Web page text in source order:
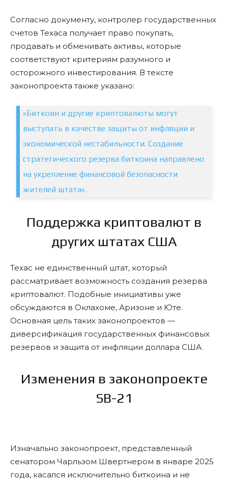
Согласно документу, контролер государственных
счетов Техаса получает право покупать,
продавать и обменивать активы, которые
соответствуют критериям разумного и
осторожного инвестирования. В тексте
законопроекта также указано:
«Биткоин и другие криптовалюты могут
выступать в качестве защиты от инфляции и
экономической нестабильности. Создание
стратегического резерва биткоина направлено
на укрепление финансовой безопасности
жителей штата».
Поддержка криптовалют в
других штатах США
Техас не единственный штат, который
рассматривает возможность создания резерва
криптовалют. Подобные инициативы уже
обсуждаются в Оклахоме, Аризоне и Юте.
Основная цель таких законопроектов —
диверсификация государственных финансовых
резервов и защита от инфляции доллара США.
Изменения в законопроекте
SB-21
Изначально законопроект, представленный
сенатором Чарльзом Швертнером в январе 2025
года, касался исключительно биткоина и не